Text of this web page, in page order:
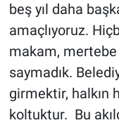
beş yıl daha
amaçlıyoruz.
makam,
saymadık.
girmektir, halkın
koltuktur. Bu